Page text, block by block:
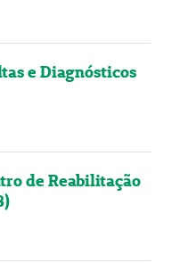
e Diagnósticos
de Reabilitação